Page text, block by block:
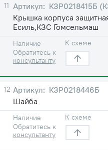
11
КЗР0218415Б
Крышка корпуса
Есиль,КЗС Гомсельмаш
Наличие
Обратитесь к
консультанту
К схеме
12
КЗР0218446Б
Шайба
Наличие
Обратитесь к
консультанту
К схеме